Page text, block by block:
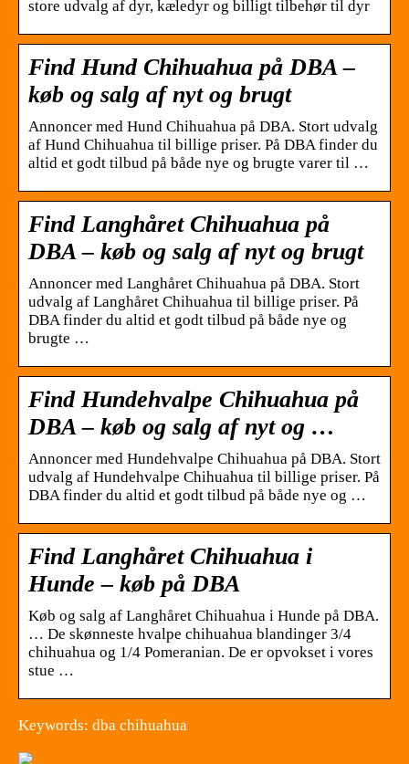
store udvalg af dyr, kæledyr og billigt tilbehør til dyr
Find Hund Chihuahua på DBA –
køb og salg af nyt og brugt
Annoncer med Hund Chihuahua på DBA. Stort udvalg
af Hund Chihuahua til billige priser. På DBA finder du
altid et godt tilbud på både nye og brugte varer til …
Find Langhåret Chihuahua på
DBA – køb og salg af nyt og brugt
Annoncer med Langhåret Chihuahua på DBA. Stort
udvalg af Langhåret Chihuahua til billige priser. På
DBA finder du altid et godt tilbud på både nye og
brugte …
Find Hundehvalpe Chihuahua på
DBA – køb og salg af nyt og …
Annoncer med Hundehvalpe Chihuahua på DBA. Stort
udvalg af Hundehvalpe Chihuahua til billige priser. På
DBA finder du altid et godt tilbud på både nye og …
Find Langhåret Chihuahua i
Hunde – køb på DBA
Køb og salg af Langhåret Chihuahua i Hunde på DBA.
… De skønneste hvalpe chihuahua blandinger 3/4
chihuahua og 1/4 Pomeranian. De er opvokset i vores
stue …
Keywords: dba chihuahua